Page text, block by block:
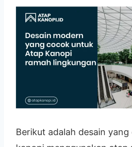
Berikut adalah desain